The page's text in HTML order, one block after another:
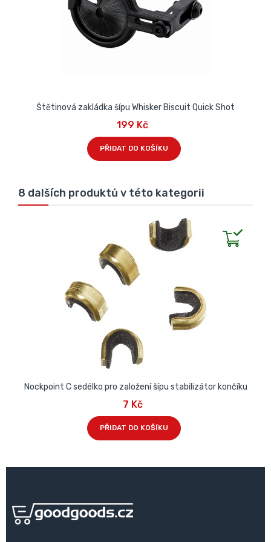
Štětinová zakládka šípu Whisker Biscuit Quick Shot
199 Kč
PŘIDAT DO KOŠÍKU
8 dalších produktů v této kategorii
Nockpoint C sedélko pro založení šípu stabilizátor končíku
7 Kč
PŘIDAT DO KOŠÍKU